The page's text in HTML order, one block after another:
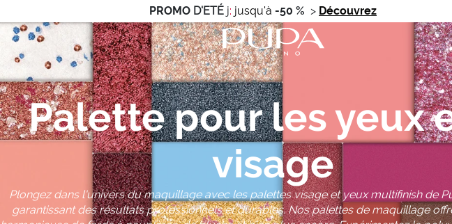
PROMO D'ETÉ j: jusqu'à -50 % > Découvrez
Palette pour les yeux
visage
Plongez dans l'univers du maquillage avec les palettes visage et yeux multifinish de
garantissant des résultats professionnels et durables. Nos palettes de maquillage